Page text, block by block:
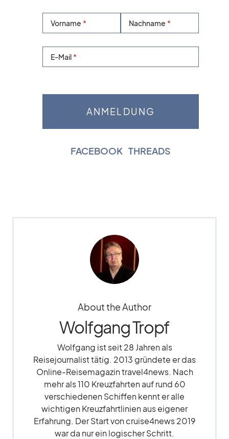
Vorname Nachname
E-Mail
FACEBOOK THREADS
About the Author
Wolfgang Tropf
Wolfgang ist seit 28 Jahren als
Reisejournalist tätig. 2013 gründete er das
Online-Reisemagazin travel4news. Nach
mehr als 110 Kreuzfahrten auf rund 60
verschiedenen Schiffen kennt er alle
wichtigen Kreuzfahrtlinien aus eigener
Erfahrung. Der Start von cruise4news 2019
war da nur ein logischer Schritt.